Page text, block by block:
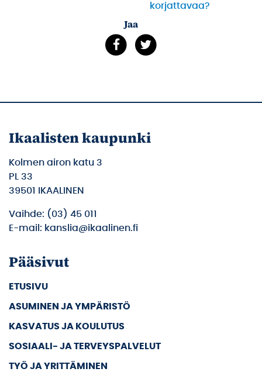
korjattavaa?
Jaa
Ikaalisten kaupunki
Kolmen airon katu 3
PL 33
39501 IKAALINEN
Vaihde: (03) 45 011
E-mail: kanslia@ikaalinen.fi
Pääsivut
ETUSIVU
ASUMINEN JA YMPÄRISTÖ
KASVATUS JA KOULUTUS
SOSIAALI- JA TERVEYSPALVELUT
TYÖ JA YRITTÄMINEN